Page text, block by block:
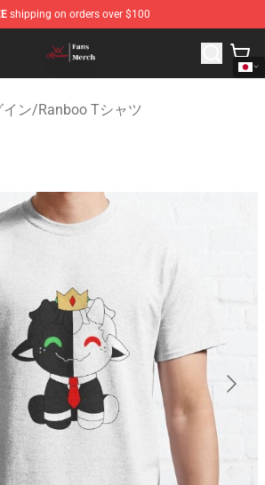
shipping on orders over $100
Official Ranboo Merchandise Store
イン/Ranboo Tシャツ